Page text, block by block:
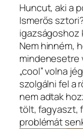
Huncut, aki a
Ismerős
igazságoshoz
Nem hinném,
mindenesetre
„cool” volna
szolgálni fel a
nem adtak
tölt, fagyaszt,
problémát